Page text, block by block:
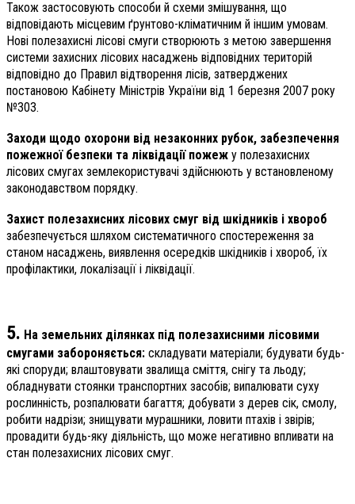
Також застосовують способи й схеми змішування, що
відповідають місцевим ґрунтово-кліматичним й іншим умовам.
Нові полезахисні лісові смуги створюють з метою завершення
системи захисних лісових насаджень відповідних територій
відповідно до Правил відтворення лісів, затверджених
постановою Кабінету Міністрів України від 1 березня 2007 року
№303.
Заходи щодо охорони від незаконних рубок, забезпечення
пожежної безпеки та ліквідації пожеж у полезахисних
лісових смугах землекористувачі здійснюють у встановленому
законодавством порядку.
Захист полезахисних лісових смуг від шкідників і хвороб
забезпечується шляхом систематичного спостереження за
станом насаджень, виявлення осередків шкідників і хвороб, їх
профілактики, локалізації і ліквідації.
5. На земельних ділянках під полезахисними лісовими
смугами забороняється: складувати матеріали; будувати будь-
які споруди; влаштовувати звалища сміття, снігу та льоду;
обладнувати стоянки транспортних засобів; випалювати суху
рослинність, розпалювати багаття; добувати з дерев сік, смолу,
робити надрізи; знищувати мурашники, ловити птахів і звірів;
провадити будь-яку діяльність, що може негативно впливати на
стан полезахисних лісових смуг.